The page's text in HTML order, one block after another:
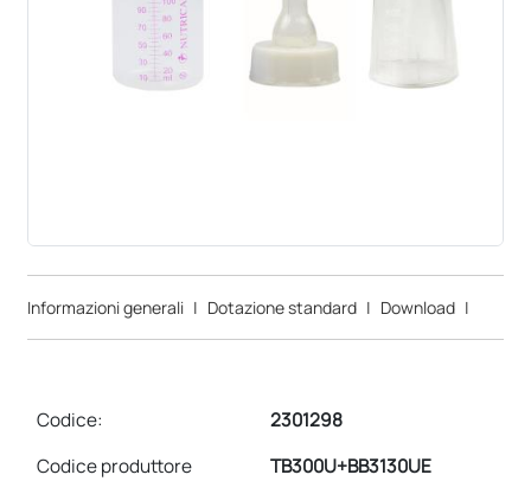
Informazioni generali | Dotazione standard | Download |
Codice:
2301298
Codice produttore
TB300U+BB3130UE